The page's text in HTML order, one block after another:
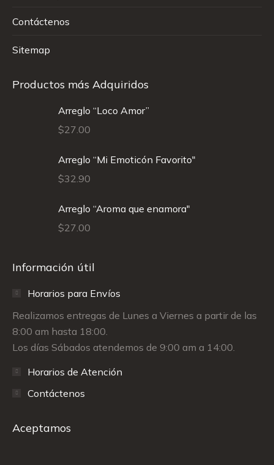
Contáctenos
Sitemap
Productos más Adquiridos
Arreglo “Loco Amor”
$27.00
Arreglo “Mi Emoticón Favorito"
$32.90
Arreglo “Aroma que enamora"
$27.00
Información útil
Horarios para Envíos
Realizamos entregas de Lunes a Viernes a partir de las
8:00 am hasta 18:00.
Los días Sábados atendemos de 9:00 am a 14:00.
Horarios de Atención
Contáctenos
Aceptamos